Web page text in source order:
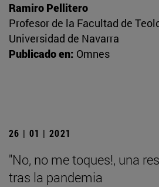
Ramiro Pellitero
Profesor de la Facultad de
Universidad de Navarra
Publicado en: Omnes
26 | 01 | 2021
"No, no me toques!, una
tras la pandemia